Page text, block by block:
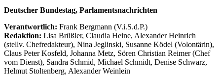
Deutscher Bundestag, Parlamentsnachrichten
Verantwortlich: Frank Bergmann (V.i.S.d.P.)
Redaktion: Lisa Brüßler, Claudia Heine, Alexander Heinrich
(stellv. Chefredakteur), Nina Jeglinski, Susanne Ködel (Volontärin),
Claus Peter Kosfeld, Johanna Metz, Sören Christian Reimer (Chef
vom Dienst), Sandra Schmid, Michael Schmidt, Denise Schwarz,
Helmut Stoltenberg, Alexander Weinlein